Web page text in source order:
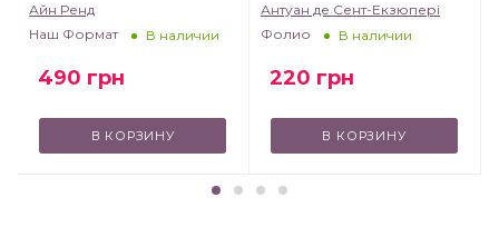
Айн Ренд
Наш Формат
В наличии
490 грн
В КОРЗИНУ
Антуан де Сент-Екзюпері
Фолио
В наличии
220 грн
В КОРЗИНУ